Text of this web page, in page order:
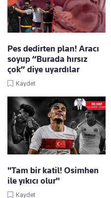
Pes dedirten plan! Aracı
soyup “Burada hırsız
çok” diye uyardılar
Kaydet
"Tam bir katil! Osimhen
ile yıkıcı olur"
Kaydet